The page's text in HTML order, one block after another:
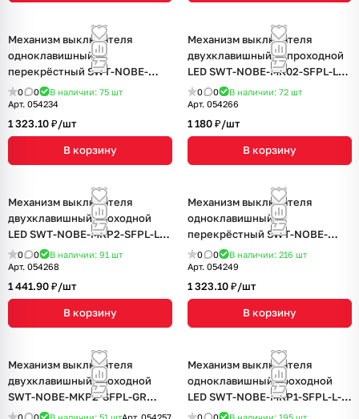
Механизм выключателя
одноклавишный
перекрёстный SWT-NOBE-
MKX1-SFPL-WH (230V, 10A)
(Arlight, Белый кварц)
0 0 В наличии: 75 шт
Арт. 054234
1 323.10 ₽/шт
В корзину
Механизм выключателя
двухклавишный непроходной
LED SWT-NOBE-MK02-SFPL-L-
GR (230V, 10A) (Arlight, Серый
базальт)
0 0 В наличии: 72 шт
Арт. 054266
1 180 ₽/шт
В корзину
Механизм выключателя
двухклавишный проходной
LED SWT-NOBE-MKP2-SFPL-L-
GD (230V, 10A) (Arlight,
Золотой песок)
0 0 В наличии: 91 шт
Арт. 054268
1 441.90 ₽/шт
В корзину
Механизм выключателя
одноклавишный
перекрёстный SWT-NOBE-
MKX1-SFPL-BK (230V, 10A)
(Arlight, Черный оникс)
0 0 В наличии: 216 шт
Арт. 054249
1 323.10 ₽/шт
В корзину
Механизм выключателя
двухклавишный проходной
SWT-NOBE-MKP2-SFPL-GR
(230V, 10A) (Arlight, Серый
Механизм выключателя
одноклавишный проходной
LED SWT-NOBE-MKP1-SFPL-L-
WH (230V, 10A) (Arlight, Белый